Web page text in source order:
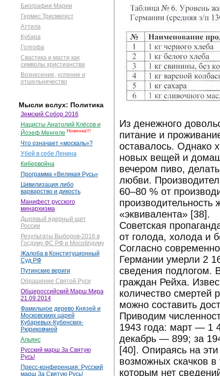
Биография Марии
Гермес Трисмегист
Аттила
Кубара
Голгофа
Свастика и масти как
символы христианства
Вознесение, успение и
отшельничество
Мысли вслух: Политика
Земский Собор 2016
Нацисты Анатолий Клёсов и
Йозеф Менгеле Новинка!!!
Что означает «москаль»?
Убей в себе Ленина
Кибервойна
Программа «Великая Русь»
Цивилизация либо
варварство и дикость
Манифест русского
минархизма
Дырявый ядерный щит
России
Результаты Выборов-2016 в
Госдуму ФС РФ и Мособлдуму
Жалоба в Конституционный
Суд РФ
Путинские вериги
Обращение Святой Руси
Общероссийский Марш Мира
21.09.2014
Фамильное дерево Князей и
Московскиих царей
Кубаревых-Кубенских-
Рюриковчией
Альянс
Русский марш За Святую
Русь!
Пресс-конференция: Русский
марш За Святую Русь!
Из денежного
питание и
оставалось. Однако
новых вещей и
вечером пиво,
любви.
60–80 % от
«эквивалента» [38].
Советская
от голода, холода и
Согласно
Германии умерли 2
сведения подлогом.
граждан Рейха.
количество
можно составить
Приводим
1943 года: март — 1
декабрь — 899; за
[40]. Опираясь на
возможных скачков
которым нет